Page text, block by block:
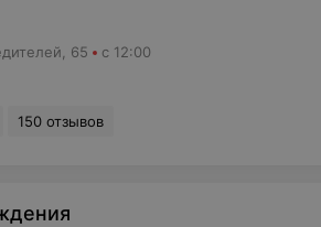
65 с 12:00
150 отзывов